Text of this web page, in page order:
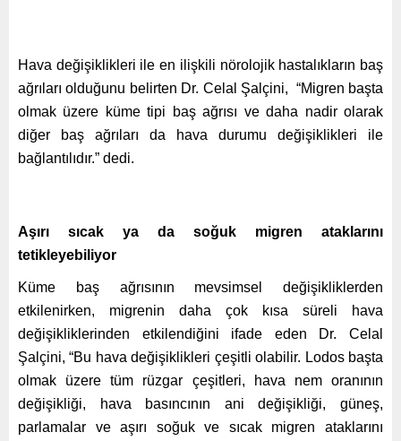
Hava değişiklikleri ile en ilişkili nörolojik hastalıkların baş
ağrıları olduğunu belirten Dr. Celal Şalçini, “Migren başta
olmak üzere küme tipi baş ağrısı ve daha nadir olarak
diğer baş ağrıları da hava durumu değişiklikleri ile
bağlantılıdır.” dedi.
Aşırı sıcak ya da soğuk migren ataklarını
tetikleyebiliyor
Küme baş ağrısının mevsimsel değişikliklerden
etkilenirken, migrenin daha çok kısa süreli hava
değişikliklerinden etkilendiğini ifade eden Dr. Celal
Şalçini, “Bu hava değişiklikleri çeşitli olabilir. Lodos başta
olmak üzere tüm rüzgar çeşitleri, hava nem oranının
değişikliği, hava basıncının ani değişikliği, güneş,
parlamalar ve aşırı soğuk ve sıcak migren ataklarını